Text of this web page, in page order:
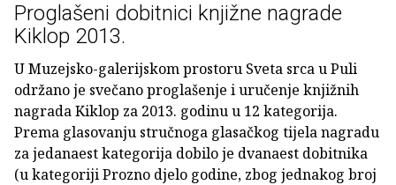
Proglašeni dobitnici knjižne nagrade
Kiklop 2013.
U Muzejsko-galerijskom prostoru Sveta srca u Puli
održano je svečano proglašenje i uručenje knjižnih
nagrada Kiklop za 2013. godinu u 12 kategorija.
Prema glasovanju stručnoga glasačkog tijela nagradu
za jedanaest kategorija dobilo je dvanaest dobitnika
(u kategoriji Prozno djelo godine, zbog jednakog broj